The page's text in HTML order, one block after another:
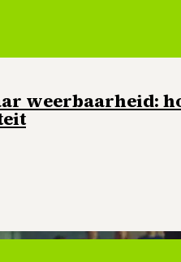
weerbaarheid: